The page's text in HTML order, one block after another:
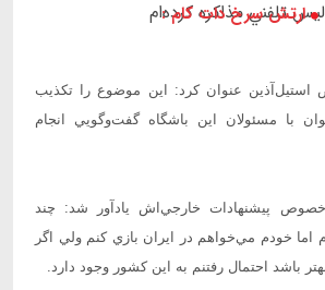
ارتش سرخ دات کام :
عنوان كرد: اين موضوع را تكذيب
با مسئولان اين باشگاه گفت‌وگويي انجام
پيشنهادات خارجي‌اش يادآور شد: چند
اما خودم مي‌خواهم در ايران بازي كنم ولي اگر
باشد احتمال رفتنم به اين كشور وجود دارد.